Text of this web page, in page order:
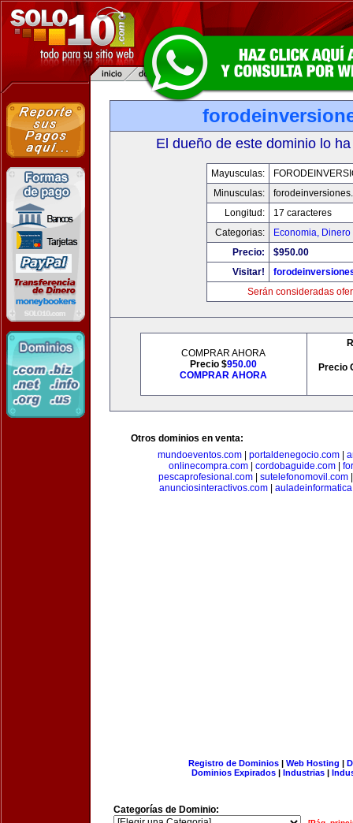
El dueño de este dominio lo
Mayusculas:
Minusculas:
Longitud:
17 caracteres
Categorias:
Economia,
Precio:
$950.00
Visitar!
Serán consideradas
COMPRAR AHORA
Precio $950.00
COMPRAR AHORA
Precio
Otros dominios en venta:
mundoeventos.com| portaldenegocio.com|
onlinecompra.com| cordobaguide.com|
pescaprofesional.com| sutelefonomovil.com
anunciosinteractivos.com|
Registro de Dominios| Web Hosting |
Dominios Expirados | Industrias |
Categorías de Dominio: